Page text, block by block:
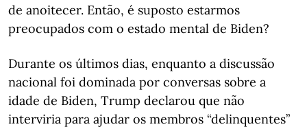
de anoitecer. Então, é suposto estarmos
preocupados com o estado mental de Biden?
Durante os últimos dias, enquanto a discussão
nacional foi dominada por conversas sobre a
idade de Biden, Trump declarou que não
interviria para ajudar os membros “delinquentes”